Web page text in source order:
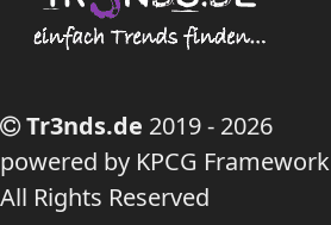
Tr3nds.de 2019 - 2026
powered by KPCG Framework
All Rights Reserved